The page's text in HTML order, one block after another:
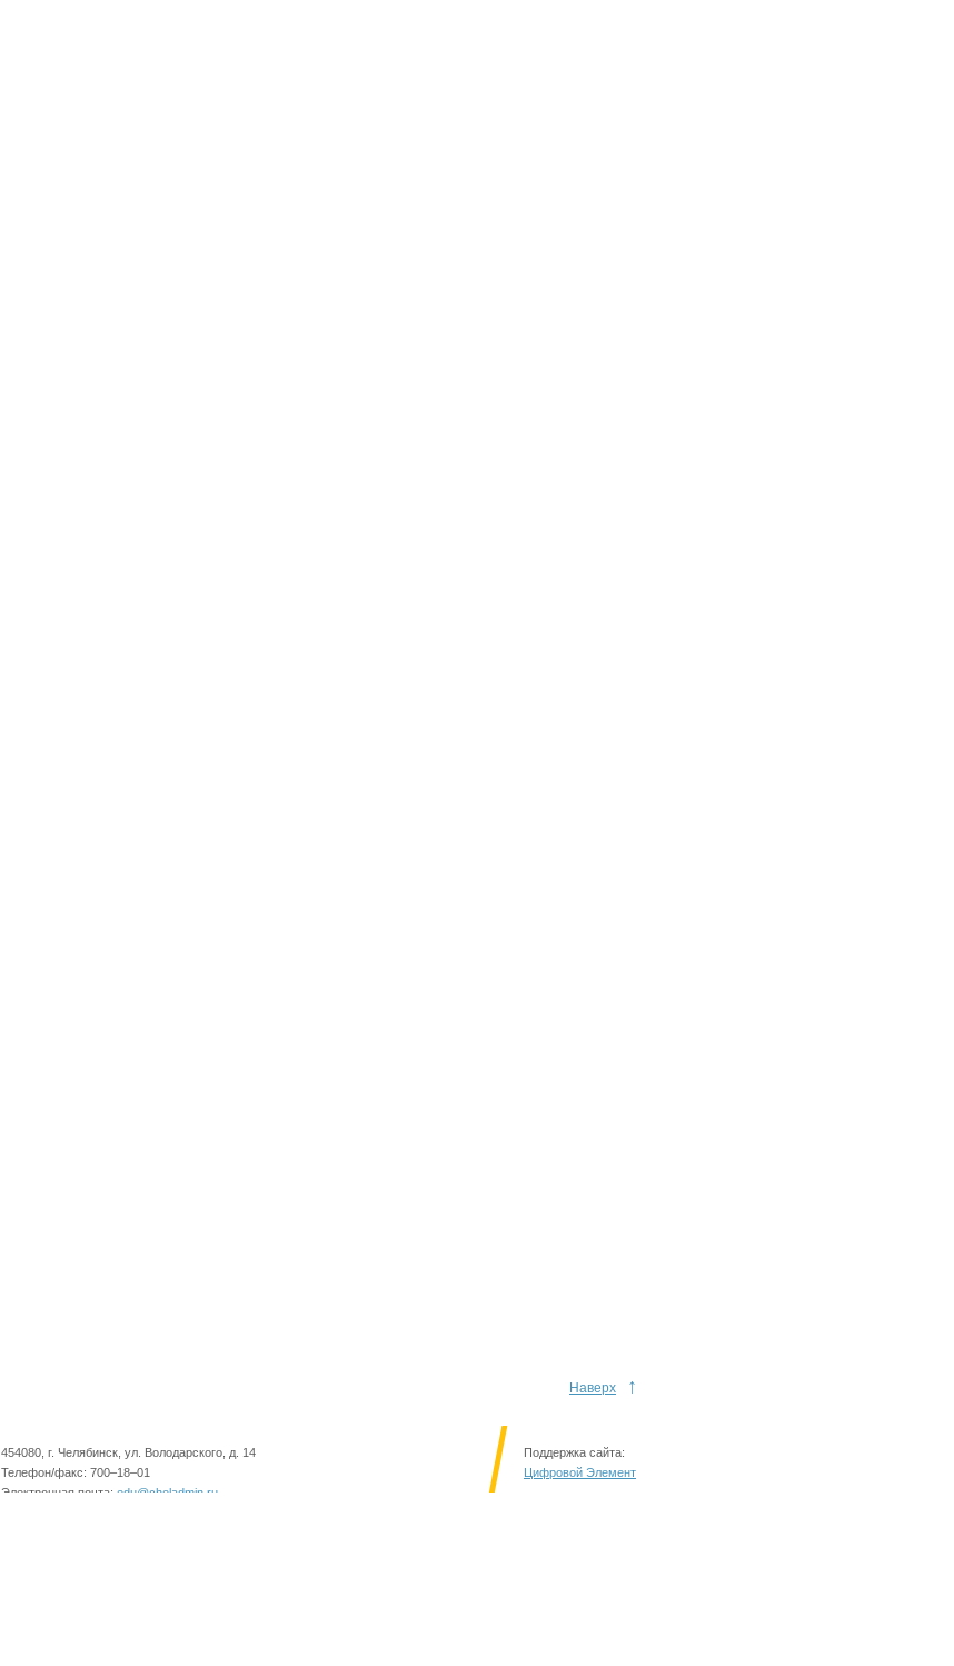
Наверх ↑
454080, г. Челябинск, ул. Володарского, д. 14
Телефон/факс: 700–18–01
Электронная почта: edu@cheladmin.ru
Поддержка сайта:
Цифровой Элемент